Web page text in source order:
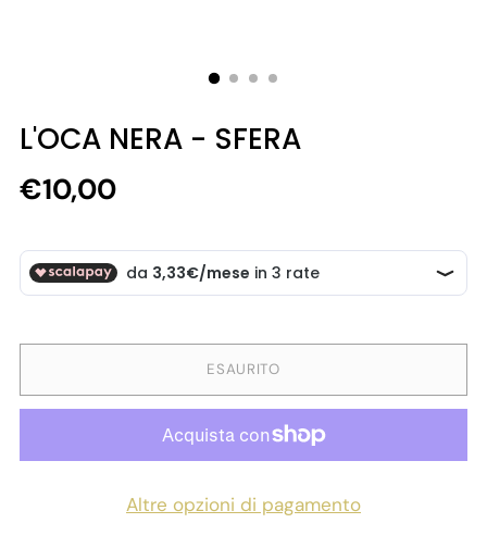
L'OCA NERA - SFERA
Prezzo
listino
€10,00
ESAURITO
Altre opzioni di pagamento